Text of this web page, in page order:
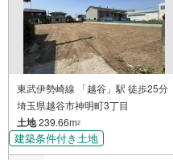
東武伊勢崎線 「越谷」駅 徒歩25分
埼玉県越谷市神明町3丁目
土地239.66m2
建築条件付き土地